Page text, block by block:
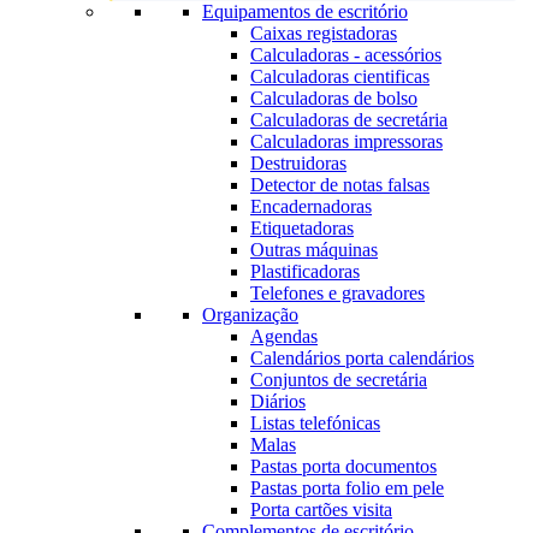
Equipamentos de escritório
Caixas registadoras
Calculadoras - acessórios
Calculadoras cientificas
Calculadoras de bolso
Calculadoras de secretária
Calculadoras impressoras
Destruidoras
Detector de notas falsas
Encadernadoras
Etiquetadoras
Outras máquinas
Plastificadoras
Telefones e gravadores
Organização
Agendas
Calendários porta calendários
Conjuntos de secretária
Diários
Listas telefónicas
Malas
Pastas porta documentos
Pastas porta folio em pele
Porta cartões visita